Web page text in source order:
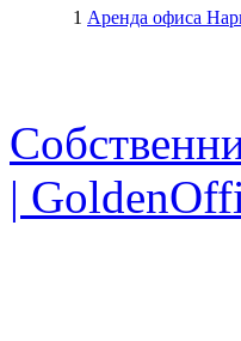
1 Аренда офиса
|